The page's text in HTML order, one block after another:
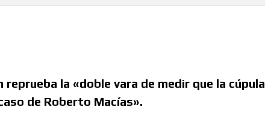
de la impunidad socialista en el Aljarafe sevillano
QUE SE ENFRENTA AL ECOCIDIO DE
reprueba la «doble vara de medir que la cúpula
de Roberto Macías».